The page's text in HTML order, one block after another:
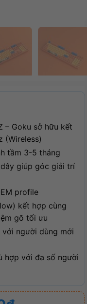
– Goku sở hữu kết
(Wireless)
tầm 3-5 tháng
giúp góc giải trí
profile
kết hợp cùng
gõ tối ưu
với người dùng mới
hợp với đa số người